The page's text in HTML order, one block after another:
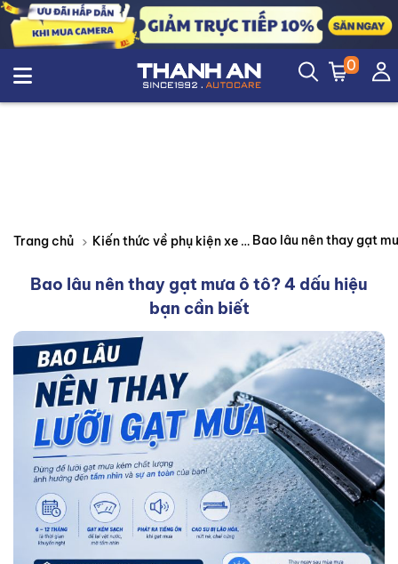
0
Trang chủ Kiến thức về phụ kiện xe
Bao lâu nên thay gạt mưa ô tô? 4 dấu hiệu
bạn cần biết